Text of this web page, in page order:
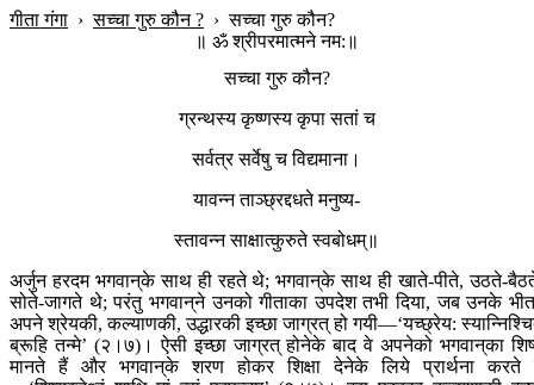
गीता गंगा ›सच्चा गुरु कौन ? ›सच्चा गुरु कौन?
॥ ॐ श्रीपरमात्मने नम:॥
सच्चा गुरु कौन?
ग्रन्थस्य कृष्णस्य कृपा सतां च
सर्वत्र सर्वेषु च विद्यमाना।
यावन्न ताञ्छ्रद्दधते मनुष्य-
स्तावन्न साक्षात्कुरुते स्वबोधम्॥
अर्जुन हरदम भगवान‍्के साथ ही रहते थे; भगवान‍्के साथ ही खाते-पीते, उठते-
सोते-जागते थे; परंतु भगवान‍्ने उनको गीताका उपदेश तभी दिया, जब उनके
अपने श्रेयकी, कल्याणकी, उद्धारकी इच्छा जाग्रत् हो गयी—‘यच्छ्रेय:
ब्रूहि तन्मे’ (२।७)। ऐसी इच्छा जाग्रत् होनेके बाद वे अपनेको भगवान‍्का
मानते हैं और भगवान‍्के शरण होकर शिक्षा देनेके लिये प्रार्थना करते